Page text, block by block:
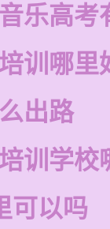
乐高考
训哪里
出路
训学校
可以吗